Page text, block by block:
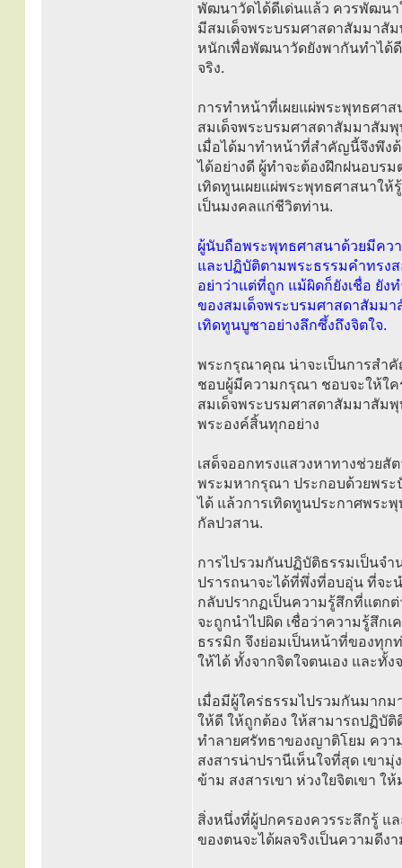
พัฒนาวัดได้ดีเด่นแล้ว ควรพัฒนา
มีสมเด็จพระบรมศาสดาสัมมาสัม
หนักเพื่อพัฒนาวัดยังพากันทำได้
จริง.
การทำหน้าที่เผยแผ่พระพุทธศา
สมเด็จพระบรมศาสดาสัมมาสัม
เมื่อได้มาทำหน้าที่สำคัญนี้จึงพึง
ได้อย่างดี ผู้ทำจะต้องฝึกฝนอบร
เทิดทูนเผยแผ่พระพุทธศาสนาให้
เป็นมงคลแก่ชีวิตท่าน.
ผู้นับถือพระพุทธศาสนาด้วยมีคว
และปฏิบัติตามพระธรรมคำทรงส
อย่าว่าแต่ที่ถูก แม้ผิดก็ยังเชื่อ ยัง
ของสมเด็จพระบรมศาสดาสัมมา
เทิดทูนบูชาอย่างลึกซึ้งถึงจิตใจ.
พระกรุณาคุณ น่าจะเป็นการสำ
ชอบผู้มีความกรุณา ชอบจะให้ใ
สมเด็จพระบรมศาสดาสัมมาสัม
พระองค์สิ้นทุกอย่าง
เสด็จออกทรงแสวงหาทางช่วยสั
พระมหากรุณา ประกอบด้วยพร
ได้ แล้วการเทิดทูนประกาศพระ
กัลปวสาน.
การไปรวมกันปฏิบัติธรรมเป็นจ
ปรารถนาจะได้ที่พึ่งที่อบอุ่น ที่จะ
กลับปรากฏเป็นความรู้สึกที่แตก
จะถูกนำไปผิด เชื่อว่าความรู้สึก
ธรรมิก จึงย่อมเป็นหน้าที่ของทุก
ให้ได้ ทั้งจากจิตใจตนเอง และทั้
เมื่อมีผู้ใคร่ธรรมไปรวมกันมาก
ให้ดี ให้ถูกต้อง ให้สามารถปฏิบั
ทำลายศรัทธาของญาติโยม ควา
สงสารน่าปรานีเห็นใจที่สุด เขา
ข้าม สงสารเขา ห่วงใยจิตเขา
สิ่งหนึ่งที่ผู้ปกครองควรระลึกรู้ แ
ของตนจะได้ผลจริงเป็นความดีง